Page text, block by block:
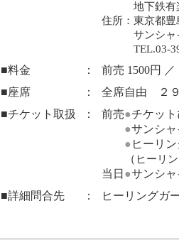
地下鉄有
住所： 東京都豊
サンシ
TEL.03-
■料金 ：
前売 1500円 ／
■座席
：
全席自由 ２
■チケット取扱
： 前売●チケッ
●サンシ
● ヒーリ
（ ヒーリ
当日 ●サンシ
■詳細問合先
： ヒーリングガ